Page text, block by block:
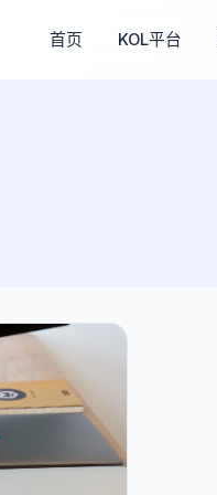
首页 KOL平台